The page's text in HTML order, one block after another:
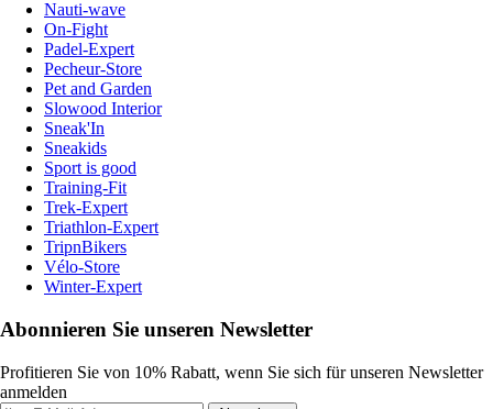
Nauti-wave
On-Fight
Padel-Expert
Pecheur-Store
Pet and Garden
Slowood Interior
Sneak'In
Sneakids
Sport is good
Training-Fit
Trek-Expert
Triathlon-Expert
TripnBikers
Vélo-Store
Winter-Expert
Abonnieren Sie unseren Newsletter
Profitieren Sie von 10% Rabatt, wenn Sie sich für unseren Newsletter
anmelden